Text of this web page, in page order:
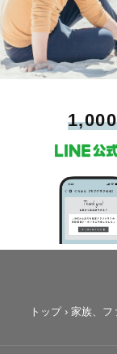
トップ › 家族、フ